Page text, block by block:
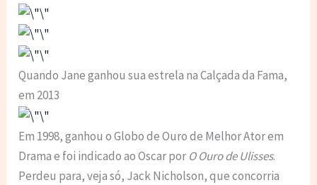
Quando Jane ganhou sua estrela na Calçada da Fama,
em 2013
Em 1998, ganhou o Globo de Ouro de Melhor Ator em
Drama e foi indicado ao Oscar porO Ouro de Ulisses.
Perdeu para, veja só, Jack Nicholson, que concorria